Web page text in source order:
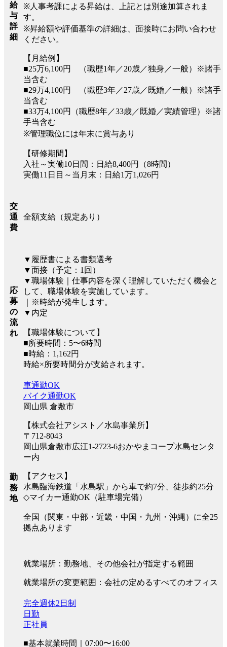
給
与
詳
細
※人事考課による昇給は、上記とは別途加算されま
す。
※昇給額や評価基準の詳細は、面接時にお問い合わせ
ください。
【月給例】
■25万6,100円 （職歴1年／20歳／独身／一般）※諸手
当含む
■29万4,100円 （職歴3年／27歳／既婚／一般）※諸手
当含む
■33万4,100円（職歴8年／33歳／既婚／実績管理）※諸
手当含む
※管理職位には年末に賞与あり
【研修期間】
入社～実働10日間：日給8,400円（8時間）
実働11日目～当月末：日給1万1,026円
交
通
費
全額支給（規定あり）
応
募
の
流
れ
▼履歴書による書類選考
▼面接（予定：1回）
▼職場体験｜仕事内容を深く理解していただく機会と
して、職場体験を実施しています。
｜※時給が発生します。
▼内定
【職場体験について】
■所要時間：5〜6時間
■時給：1,162円
時給×所要時間分が支給されます。
勤
務
地
車通勤OK
バイク通勤OK
岡山県 倉敷市
【株式会社アシスト／水島事業所】
〒712-8043
岡山県倉敷市広江1-2723-6おかやまコープ水島センタ
ー内
【アクセス】
水島臨海鉄道「水島駅」から車で約7分、徒歩約25分
◇マイカー通勤OK（駐車場完備）
全国（関東・中部・近畿・中国・九州・沖縄）に全25
拠点あります
就業場所：勤務地、その他会社が指定する範囲
就業場所の変更範囲：会社の定めるすべてのオフィス
完全週休2日制
日勤
正社員
■基本就業時間｜07:00〜16:00